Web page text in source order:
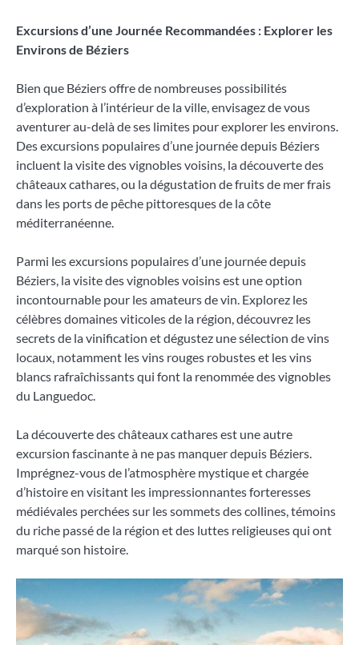
Excursions d’une Journée Recommandées : Explorer les
Environs de Béziers
Bien que Béziers offre de nombreuses possibilités
d’exploration à l’intérieur de la ville, envisagez de vous
aventurer au-delà de ses limites pour explorer les environs.
Des excursions populaires d’une journée depuis Béziers
incluent la visite des vignobles voisins, la découverte des
châteaux cathares, ou la dégustation de fruits de mer frais
dans les ports de pêche pittoresques de la côte
méditerranéenne.
Parmi les excursions populaires d’une journée depuis
Béziers, la visite des vignobles voisins est une option
incontournable pour les amateurs de vin. Explorez les
célèbres domaines viticoles de la région, découvrez les
secrets de la vinification et dégustez une sélection de vins
locaux, notamment les vins rouges robustes et les vins
blancs rafraîchissants qui font la renommée des vignobles
du Languedoc.
La découverte des châteaux cathares est une autre
excursion fascinante à ne pas manquer depuis Béziers.
Imprégnez-vous de l’atmosphère mystique et chargée
d’histoire en visitant les impressionnantes forteresses
médiévales perchées sur les sommets des collines, témoins
du riche passé de la région et des luttes religieuses qui ont
marqué son histoire.